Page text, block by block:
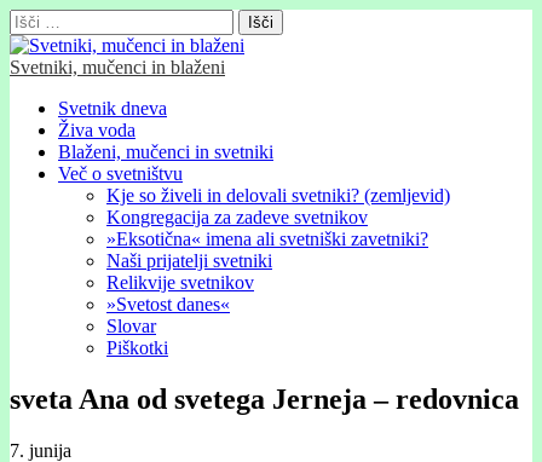
Išči:
Svetniki, mučenci in blaženi
Glavni
meni
Skip
content
Svetnik dneva
Živa voda
Blaženi, mučenci in svetniki
Več o svetništvu
Kje so živeli in delovali svetniki? (zemljevid)
Kongregacija za zadeve svetnikov
»Eksotična« imena ali svetniški zavetniki?
Naši prijatelji svetniki
Relikvije svetnikov
»Svetost danes«
Slovar
Piškotki
sveta Ana od svetega Jerneja – redovnica
7. junija